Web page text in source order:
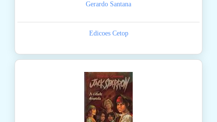
Gerardo Santana
Edicoes Cetop